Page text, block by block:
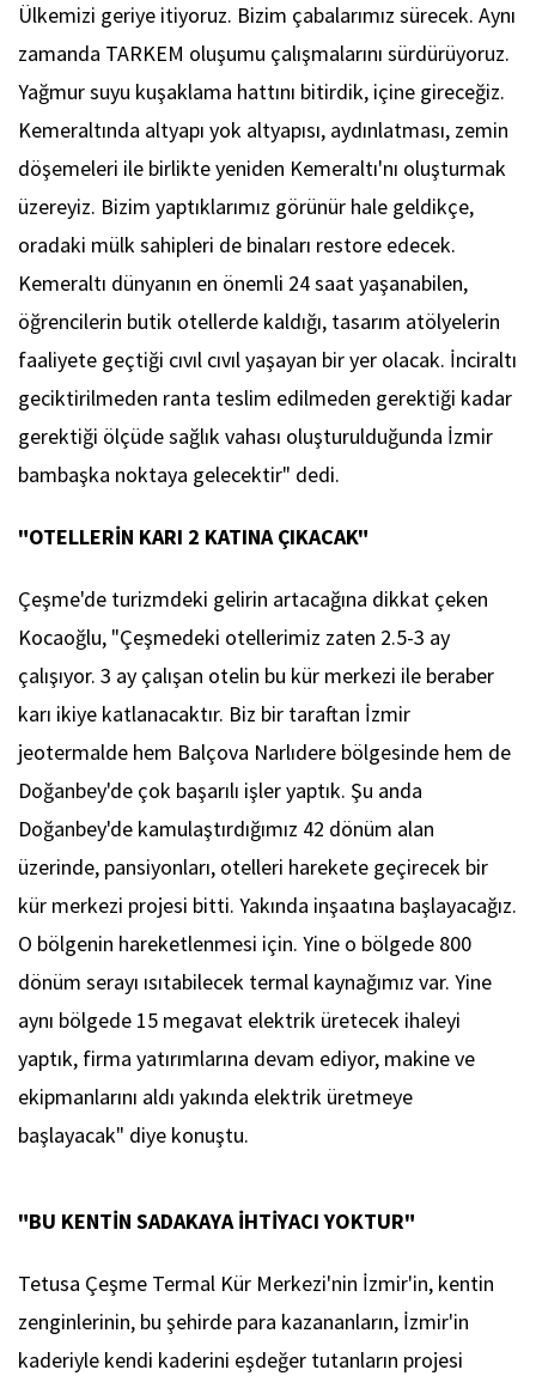
Ülkemizi geriye itiyoruz. Bizim çabalarımız sürecek. Aynı
zamanda TARKEM oluşumu çalışmalarını sürdürüyoruz.
Yağmur suyu kuşaklama hattını bitirdik, içine gireceğiz.
Kemeraltında altyapı yok altyapısı, aydınlatması, zemin
döşemeleri ile birlikte yeniden Kemeraltı'nı oluşturmak
üzereyiz. Bizim yaptıklarımız görünür hale geldikçe,
oradaki mülk sahipleri de binaları restore edecek.
Kemeraltı dünyanın en önemli 24 saat yaşanabilen,
öğrencilerin butik otellerde kaldığı, tasarım atölyelerin
faaliyete geçtiği cıvıl cıvıl yaşayan bir yer olacak. İnciraltı
geciktirilmeden ranta teslim edilmeden gerektiği kadar
gerektiği ölçüde sağlık vahası oluşturulduğunda İzmir
bambaşka noktaya gelecektir" dedi.
"OTELLERİN KARI 2 KATINA ÇIKACAK"
Çeşme'de turizmdeki gelirin artacağına dikkat çeken
Kocaoğlu, "Çeşmedeki otellerimiz zaten 2.5-3 ay
çalışıyor. 3 ay çalışan otelin bu kür merkezi ile beraber
karı ikiye katlanacaktır. Biz bir taraftan İzmir
jeotermalde hem Balçova Narlıdere bölgesinde hem de
Doğanbey'de çok başarılı işler yaptık. Şu anda
Doğanbey'de kamulaştırdığımız 42 dönüm alan
üzerinde, pansiyonları, otelleri harekete geçirecek bir
kür merkezi projesi bitti. Yakında inşaatına başlayacağız.
O bölgenin hareketlenmesi için. Yine o bölgede 800
dönüm serayı ısıtabilecek termal kaynağımız var. Yine
aynı bölgede 15 megavat elektrik üretecek ihaleyi
yaptık, firma yatırımlarına devam ediyor, makine ve
ekipmanlarını aldı yakında elektrik üretmeye
başlayacak" diye konuştu.
"BU KENTİN SADAKAYA İHTİYACI YOKTUR"
Tetusa Çeşme Termal Kür Merkezi'nin İzmir'in, kentin
zenginlerinin, bu şehirde para kazananların, İzmir'in
kaderiyle kendi kaderini eşdeğer tutanların projesi